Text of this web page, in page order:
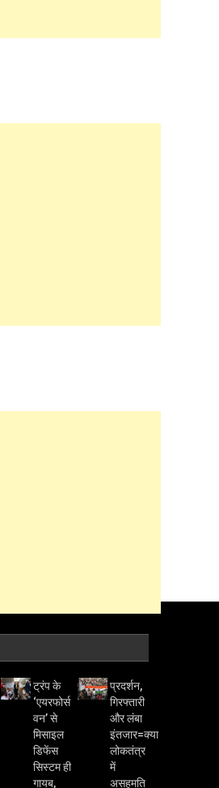
ट्रंप के
‘एयरफोर्स
वन’ से
मिसाइल
डिफेंस
सिस्टम ही
गायब,
प्रदर्शन,
गिरफ्तारी
और लंबा
इंतजार=क्या
लोकतंत्र
में
असहमति